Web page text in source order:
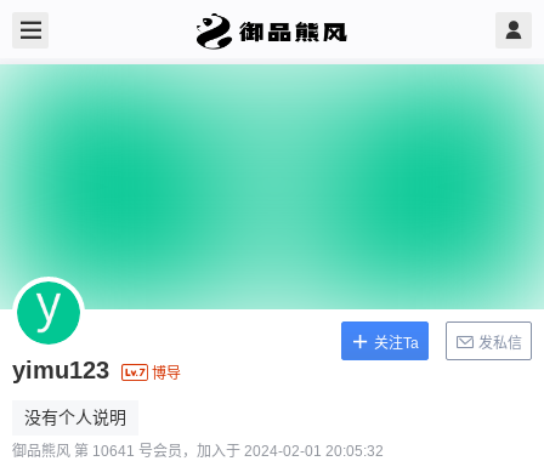
yimu123 博导
没有个人说明
御品熊风 第 10641 号会员，加入于 2024-02-01 20:05:32
关注Ta 发私信